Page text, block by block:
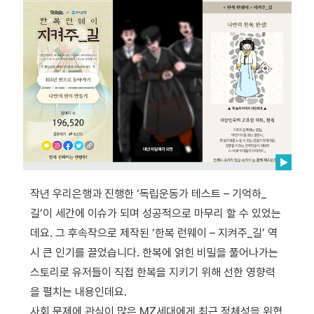
작년 우리은행과 진행한 ‘독립운동가 테스트 – 기억하_
길’이 세간에 이슈가 되며 성공적으로 마무리 할 수 있었는
데요. 그 후속작으로 제작된 ‘한복 런웨이 – 지켜주_길’ 역
시 큰 인기를 끌었습니다. 한복에 얽힌 비밀을 풀어나가는
스토리로 유저들이 직접 한복을 지키기 위해 선한 영향력
을 펼치는 내용인데요.